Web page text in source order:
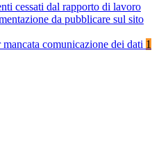
cessati dal rapporto di lavoro
da pubblicare sul sito
mancata comunicazione dei dati 1